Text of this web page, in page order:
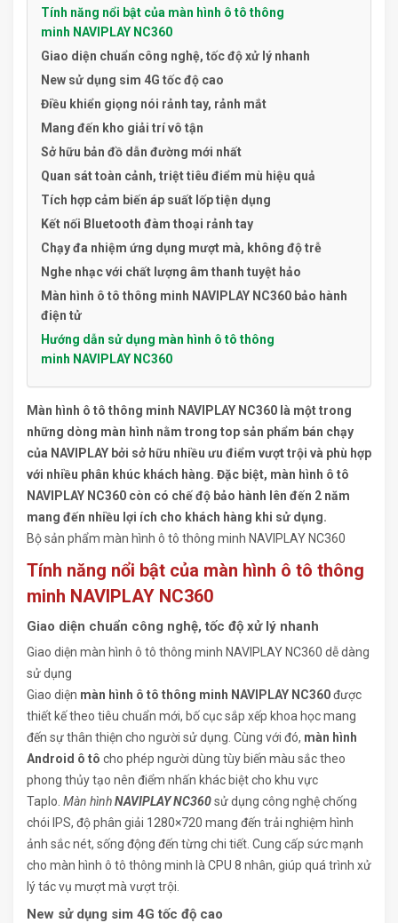
Tính năng nổi bật của màn hình ô tô thông
minh NAVIPLAY NC360
Giao diện chuẩn công nghệ, tốc độ xử lý nhanh
New sử dụng sim 4G tốc độ cao
Điều khiển giọng nói rảnh tay, rảnh mắt
Mang đến kho giải trí vô tận
Sở hữu bản đồ dẫn đường mới nhất
Quan sát toàn cảnh, triệt tiêu điểm mù hiệu quả
Tích hợp cảm biến áp suất lốp tiện dụng
Kết nối Bluetooth đàm thoại rảnh tay
Chạy đa nhiệm ứng dụng mượt mà, không độ trễ
Nghe nhạc với chất lượng âm thanh tuyệt hảo
Màn hình ô tô thông minh NAVIPLAY NC360 bảo hành
điện tử
Hướng dẫn sử dụng màn hình ô tô thông
minh NAVIPLAY NC360
Màn hình ô tô thông minh NAVIPLAY NC360 là một trong
những dòng màn hình nằm trong top sản phẩm bán chạy
của NAVIPLAY bởi sở hữu nhiều ưu điểm vượt trội và phù hợp
với nhiều phân khúc khách hàng. Đặc biệt, màn hình ô tô
NAVIPLAY NC360 còn có chế độ bảo hành lên đến 2 năm
mang đến nhiều lợi ích cho khách hàng khi sử dụng.
Bộ sản phẩm màn hình ô tô thông minh NAVIPLAY NC360
Tính năng nổi bật của màn hình ô tô thông
minh NAVIPLAY NC360
Giao diện chuẩn công nghệ, tốc độ xử lý nhanh
Giao diện màn hình ô tô thông minh NAVIPLAY NC360 dễ dàng
sử dụng
Giao diện màn hình ô tô thông minh NAVIPLAY NC360được
thiết kế theo tiêu chuẩn mới, bố cục sắp xếp khoa học mang
đến sự thân thiện cho người sử dụng. Cùng với đó, màn hình
Android ô tô cho phép người dùng tùy biến màu sắc theo
phong thủy tạo nên điểm nhấn khác biệt cho khu vực
Taplo. Màn hìnhNAVIPLAY NC360sử dụng công nghệ chống
chói IPS, độ phân giải 1280×720 mang đến trải nghiệm hình
ảnh sắc nét, sống động đến từng chi tiết. Cung cấp sức mạnh
cho màn hình ô tô thông minh là CPU 8 nhân, giúp quá trình xử
lý tác vụ mượt mà vượt trội.
New sử dụng sim 4G tốc độ cao